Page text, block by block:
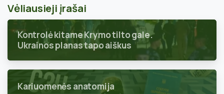
Vėliausieji įrašai
Kontrolė kitame Krymo tilto gale.
Ukrainos planas tapo aiškus
Kariuomenės anatomija